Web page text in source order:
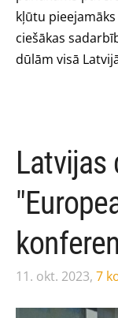
kļūtu
ciešākas
dūlām visā
Latvijas
11. okt. 2023, 7